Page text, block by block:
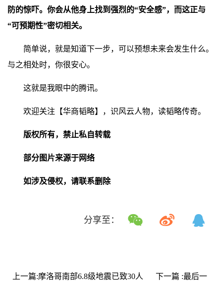
防的惊吓。你会从他身上找到强烈的“安全感”，而这正与
“可预期性”密切相关。
简单说，就是知道下一步，可以预想未来会发生什么。
与之相处时，你很安心。
这就是我眼中的腾讯。
欢迎关注【华商韬略】，识风云人物，读韬略传奇。
版权所有，禁止私自转载
部分图片来源于网络
如涉及侵权，请联系删除
分享至：
上一篇:摩洛哥南部6.8级地震已致30人
下一篇 :最后一